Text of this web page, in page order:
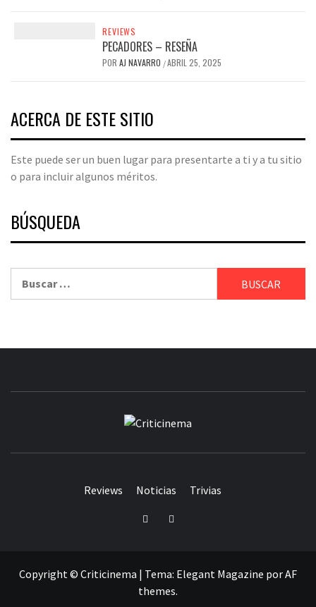
REVIEWS
PECADORES – RESEÑA
POR AJ NAVARRO /ABRIL 25, 2025
ACERCA DE ESTE SITIO
Este puede ser un buen lugar para presentarte a ti y a tu sitio
o para incluir algunos méritos.
BÚSQUEDA
Reviews Noticias Trivias
TwitterFacebook
Copyright © Criticinema | Tema: Elegant Magazine porAF
themes.